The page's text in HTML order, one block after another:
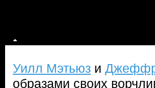
Уилл Мэтьюз и
образами своих